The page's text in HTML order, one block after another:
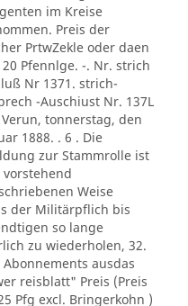
im Kreise
Preis der
PrtwZekle oder daen
20 Pfennlge. -. Nr. strich
Nr 1371. strich-
-Auschiust Nr. 137L
Verun, tonnerstag, den
1888. . 6 . Die
zur Stammrolle ist
Weise
der Militärpflich bis
so lange
zu wiederholen, 32.
Abonnements ausdas
reisblatt" Preis (Preis
Pfg excl. Bringerkohn )